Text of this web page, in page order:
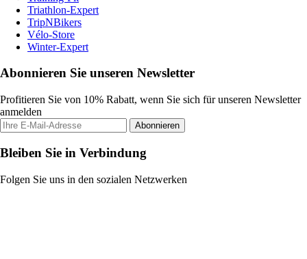
Triathlon-Expert
TripNBikers
Vélo-Store
Winter-Expert
Abonnieren Sie unseren Newsletter
Profitieren Sie von 10% Rabatt, wenn Sie sich für unseren Newsletter
anmelden
Abonnieren
Bleiben Sie in Verbindung
Folgen Sie uns in den sozialen Netzwerken